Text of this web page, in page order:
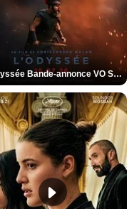
L'Odyssée Bande-annonce VO STFR